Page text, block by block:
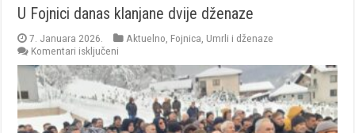
U Fojnici danas klanjane dvije dženaze
7. Januara 2026. Aktuelno Fojnica Umrli i dženaze
Komentari isključeni
U
Fojnici
danas
klanjane
dvije
dženaze